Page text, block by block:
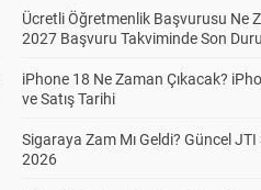
Ücretli Öğretmenlik Başvurusu Ne
2027 Başvuru Takviminde Son
iPhone 18 Ne Zaman Çıkacak?
ve Satış Tarihi
Sigaraya Zam Mı Geldi? Güncel
2026